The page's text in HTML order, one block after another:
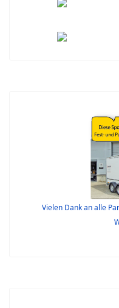
Vielen Dank an alle